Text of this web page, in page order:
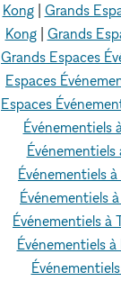
Kong| Grands
Kong| Grands
Grands Espaces
Espaces
Espaces
Événementiels
Événementiels
Événementiels
Événementiels à
Événementiels